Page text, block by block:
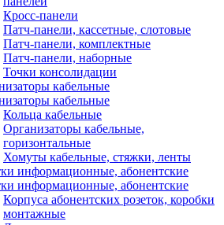
Кросс-панели
Патч-панели, кассетные, слотовые
Патч-панели, комплектные
Патч-панели, наборные
Точки консолидации
кабельные
кабельные
Кольца кабельные
Организаторы кабельные,
горизонтальные
Хомуты кабельные, стяжки, ленты
информационные, абонентские
информационные, абонентские
Корпуса абонентских розеток, коробки
монтажные